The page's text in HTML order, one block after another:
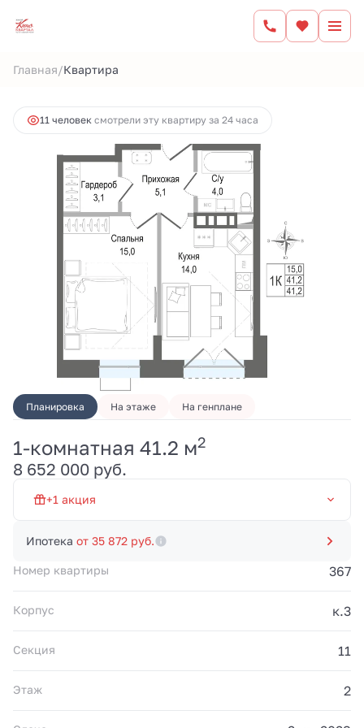
Главная/Квартира
Ипотекаот 35 872 руб.
11 человек смотрели эту квартиру за 24 часа
Планировка На этаже На генплане
1-комнатная 41.2 м2
8 652 000 руб.
+1 акция
Первый взнос от 20% и
платежи 100 000 руб./
мес. до 20.03.2028.
действует до
31.08.2026.
Ипотека от 35 872 руб.
Номер квартиры 367
Корпус к.3
Секция 11
Этаж 2